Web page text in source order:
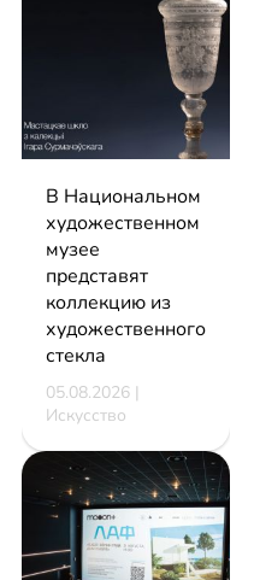
В Национальном
художественном
музее
представят
коллекцию из
художественного
стекла
05.08.2026 |
Искусство